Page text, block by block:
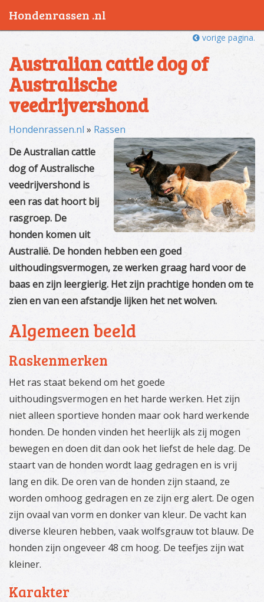
vorige pagina.
Australian cattle dog of
Australische
veedrijvershond
Hondenrassen.nl » Rassen
De Australian cattle
dog of Australische
veedrijvershond is
een ras dat hoort bij
rasgroep. De
honden komen uit
Australië. De honden hebben een goed
uithoudingsvermogen, ze werken graag hard voor de
baas en zijn leergierig. Het zijn prachtige honden om te
zien en van een afstandje lijken het net wolven.
Algemeen beeld
Raskenmerken
Het ras staat bekend om het goede
uithoudingsvermogen en het harde werken. Het zijn
niet alleen sportieve honden maar ook hard werkende
honden. De honden vinden het heerlijk als zij mogen
bewegen en doen dit dan ook het liefst de hele dag. De
staart van de honden wordt laag gedragen en is vrij
lang en dik. De oren van de honden zijn staand, ze
worden omhoog gedragen en ze zijn erg alert. De ogen
zijn ovaal van vorm en donker van kleur. De vacht kan
diverse kleuren hebben, vaak wolfsgrauw tot blauw. De
honden zijn ongeveer 48 cm hoog. De teefjes zijn wat
kleiner.
Karakter
Hondenrassen .nl